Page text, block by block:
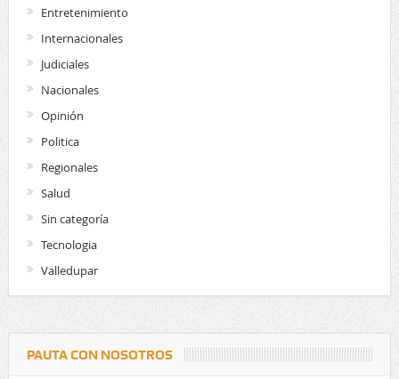
Entretenimiento
Internacionales
Judiciales
Nacionales
Opinión
Politica
Regionales
Salud
Sin categoría
Tecnologia
Valledupar
PAUTA CON NOSOTROS